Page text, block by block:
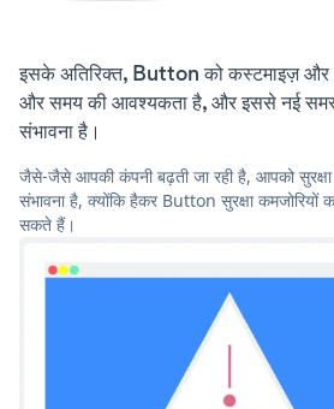
इसके अतिरिक्त, Button को कस्टमाइज़
और समय की आवश्यकता है, और इससे नई
संभावना है।
जैसे-जैसे आपकी कंपनी बढ़ती जा रही है, आपको
संभावना है, क्योंकि हैकर Button सुरक्षा कमजोरियों
सकते हैं।